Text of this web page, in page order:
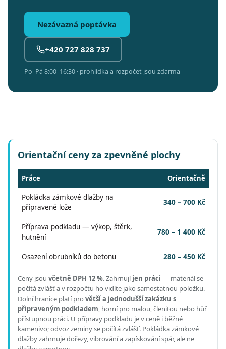
Nezávazná poptávka
+420 727 828 737
Po–Pá 8:00–16:30 · prohlídka a rozpočet jsou zdarma
Orientační ceny za zpevněné plochy
Práce Orientačně
Pokládka zámkové dlažby na
připravené lože
340 – 700 Kč
Příprava podkladu — výkop, štěrk,
hutnění
780 – 1 400 Kč
Osazení obrubníků do betonu 280 – 450 Kč
Ceny jsou včetně DPH 12 %.Zahrnujíjen práci — materiál se
počítá zvlášť a v rozpočtu ho vidíte jako samostatnou položku.
Dolní hranice platí pro větší a jednodušší zakázku s
připraveným podkladem, horní pro malou, členitou nebo hůř
přístupnou práci. U přípravy podkladu je v ceně i běžné
kamenivo; odvoz zeminy se počítá zvlášť. Pokládka zámkové
dlažby zahrnuje dořezy, vibrování a zapískování spár, ale ne